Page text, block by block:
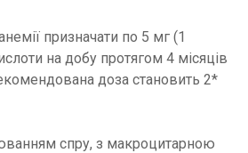
призначати по 5 мг (1
на добу протягом 4 місяців
доза становить 2*
спру, з макроцитарною